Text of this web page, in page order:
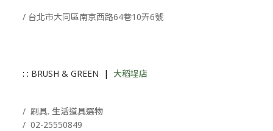
/ 台北市大同區南京西路64巷10弄6號
: : BRUSH & GREEN | 大稻埕店
/ 刷具. 生活道具選物
/ 02-25550849